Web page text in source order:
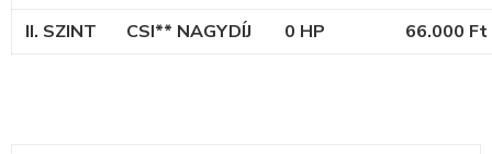
II. SZINT CSI** NAGYDÍJ 0 HP 66.000 Ft